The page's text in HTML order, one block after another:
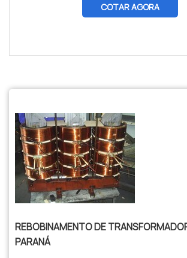
COTAR AGORA
REBOBINAMENTO DE
PARANÁ